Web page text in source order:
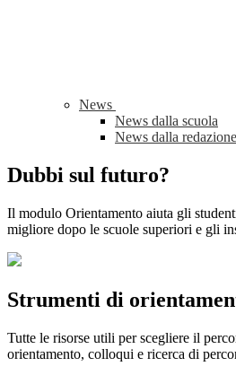
News
News dalla scuola
News dalla redazione
Dubbi sul futuro?
Il modulo Orientamento aiuta gli
migliore dopo le scuole superiori e gli
Strumenti di
Tutte le risorse utili per scegliere il
orientamento, colloqui e ricerca di